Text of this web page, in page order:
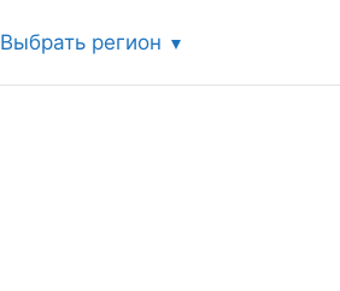
Выбрать регион